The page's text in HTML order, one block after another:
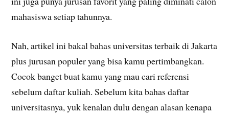
mahasiswa setiap tahunnya.
Nah, artikel ini bakal bahas universitas terbaik di Jakarta
plus jurusan populer yang bisa kamu pertimbangkan.
Cocok banget buat kamu yang mau cari referensi
sebelum daftar kuliah. Sebelum kita bahas daftar
universitasnya, yuk kenalan dulu dengan alasan kenapa